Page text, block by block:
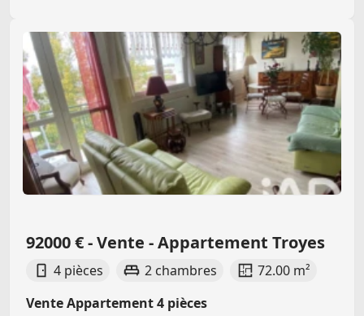
92000 € - Vente - Appartement Troyes
4 pièces 2 chambres
72.00 m²
Vente Appartement 4 pièces